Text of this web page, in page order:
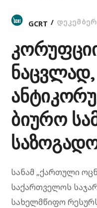
GCRT
ნაცვლად,
ბიურო
სანამ „ქართული
საქართველოს
სახელმწიფო